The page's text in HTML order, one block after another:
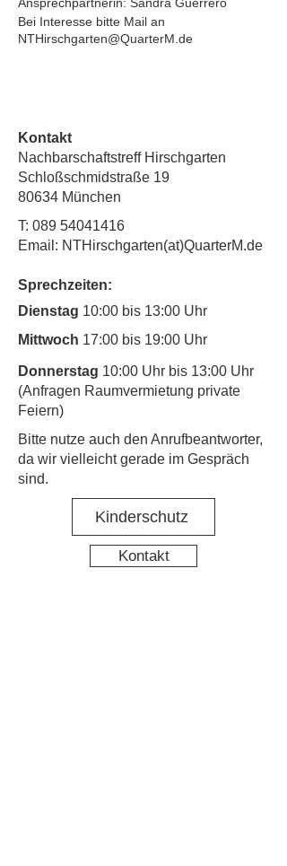
Bei Interesse bitte Mail an
NTHirschgarten@QuarterM.de
Kontakt
Nachbarschaftstreff Hirschgarten
Schloßschmidstraße 19
80634 München
T: 089 54041416
Email: NTHirschgarten(at)QuarterM.de
Sprechzeiten:
Dienstag 10:00 bis 13:00 Uhr
Mittwoch 17:00 bis 19:00 Uhr
Donnerstag 10:00 Uhr bis 13:00 Uhr
(Anfragen Raumvermietung private
Feiern)
​Bitte nutze auch den Anrufbeantworter,
da wir vielleicht gerade im Gespräch
sind.
Kinderschutz
Kontakt